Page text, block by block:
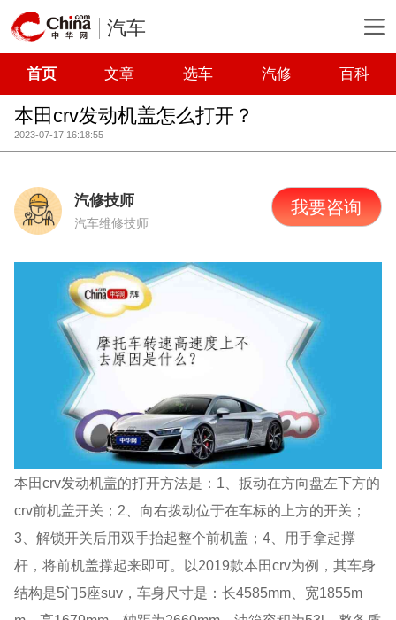
汽车
首页 文章 选车 汽修 百科
本田crv发动机盖怎么打开？
2023-07-17 16:18:55
汽修技师
汽车维修技师
我要咨询
本田crv发动机盖的打开方法是：1、扳动在方向盘左下方的
crv前机盖开关；2、向右拨动位于在车标的上方的开关；
3、解锁开关后用双手抬起整个前机盖；4、用手拿起撑
杆，将前机盖撑起来即可。以2019款本田crv为例，其车身
结构是5门5座suv，车身尺寸是：长4585mm、宽1855m